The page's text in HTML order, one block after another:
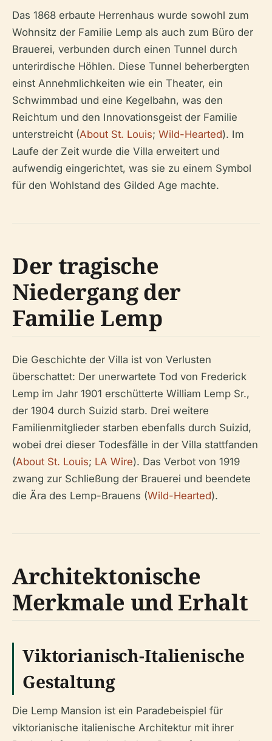
Das 1868 erbaute Herrenhaus wurde sowohl zum
Wohnsitz der Familie Lemp als auch zum Büro der
Brauerei, verbunden durch einen Tunnel durch
unterirdische Höhlen. Diese Tunnel beherbergten
einst Annehmlichkeiten wie ein Theater, ein
Schwimmbad und eine Kegelbahn, was den
Reichtum und den Innovationsgeist der Familie
unterstreicht (About St. Louis; Wild-Hearted). Im
Laufe der Zeit wurde die Villa erweitert und
aufwendig eingerichtet, was sie zu einem Symbol
für den Wohlstand des Gilded Age machte.
Der tragische
Niedergang der
Familie Lemp
Die Geschichte der Villa ist von Verlusten
überschattet: Der unerwartete Tod von Frederick
Lemp im Jahr 1901 erschütterte William Lemp Sr.,
der 1904 durch Suizid starb. Drei weitere
Familienmitglieder starben ebenfalls durch Suizid,
wobei drei dieser Todesfälle in der Villa stattfanden
(About St. Louis; LA Wire). Das Verbot von 1919
zwang zur Schließung der Brauerei und beendete
die Ära des Lemp-Brauens (Wild-Hearted).
Architektonische
Merkmale und Erhalt
Viktorianisch-Italienische
Gestaltung
Die Lemp Mansion ist ein Paradebeispiel für
viktorianische italienische Architektur mit ihrer